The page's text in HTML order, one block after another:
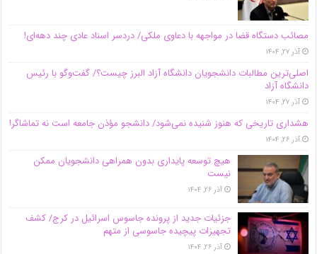
مصائب دستگاه قضا در مواجهه با دعاوی ملکی/ دردسر اسناد عادی چند‌ دهه‌ای!
آذر ۲۷, ۱۴۰۴
اصلی‌ترین مطالبات دانشجویان دانشگاه آزاد البرز چیست؟/ گفت‌وگو با رئیس
دانشگاه آز‌اد
آذر ۲۷, ۱۴۰۴
هشداری تاریخی که هنوز شنیده نمی‌شود/ دانشجو مؤذن جامعه است نه تماشاگر!
آذر ۲۶, ۱۴۰۴
هیچ توسعه پایداری بدون همراهی دانشجویان ممکن
نیست
آذر ۲۶, ۱۴۰۴
جزئیات جدید از پرونده جاسوس اسرائیل در کرج/‌ کشف
تجهیزات پیچیده جاسوسی از متهم
آذر ۲۶, ۱۴۰۴